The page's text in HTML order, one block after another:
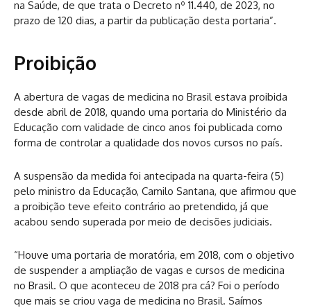
na Saúde, de que trata o Decreto nº 11.440, de 2023, no
prazo de 120 dias, a partir da publicação desta portaria”.
Proibição
A abertura de vagas de medicina no Brasil estava proibida
desde abril de 2018, quando uma portaria do Ministério da
Educação com validade de cinco anos foi publicada como
forma de controlar a qualidade dos novos cursos no país.
A suspensão da medida foi antecipada na quarta-feira (5)
pelo ministro da Educação, Camilo Santana, que afirmou que
a proibição teve efeito contrário ao pretendido, já que
acabou sendo superada por meio de decisões judiciais.
“Houve uma portaria de moratória, em 2018, com o objetivo
de suspender a ampliação de vagas e cursos de medicina
no Brasil. O que aconteceu de 2018 pra cá? Foi o período
que mais se criou vaga de medicina no Brasil. Saímos